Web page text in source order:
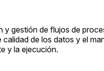
y gestión de flujos de
de los datos y el
y la ejecución.